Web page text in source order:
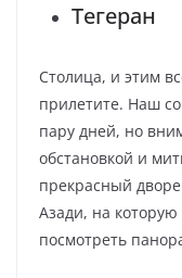
Тегеран
Столица, и этим
прилетите. Наш
пару дней, но
обстановкой и
прекрасный
Азади, на
посмотреть